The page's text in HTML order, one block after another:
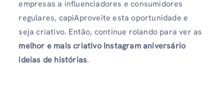
empresas a influenciadores e consumidores
regulares, capiAproveite esta oportunidade e
seja criativo. Então, continue rolando para ver as
melhor e mais criativo Instagramaniversário
ideias de histórias.